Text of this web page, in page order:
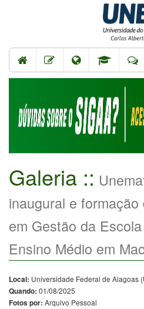
Galeria ::
inaugural e
em Gestão da
Ensino Médio em
Local: Universidade Federal de Alagoas
Quando: 01/08/2025
Fotos por: Arquivo Pessoal